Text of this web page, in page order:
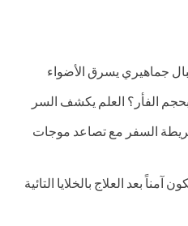
جماهيري يسرق الأضواء
الفأر؟ العلم يكشف السر
السفر مع تصاعد موجات
بعد العلاج بالخلايا التائية